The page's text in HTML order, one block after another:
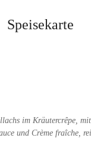
Speisekarte
im Kräutercrêpe,
und Crème fraîche,